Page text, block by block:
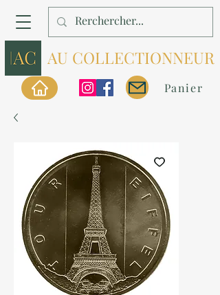
AU COLLECTIONNEUR
Panier